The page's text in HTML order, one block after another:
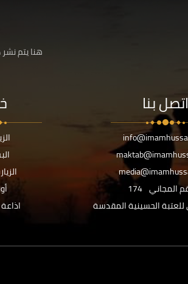
هنا يتم
اتصل بنا
المجاني 174
للعتبة الحسينية المقدسة